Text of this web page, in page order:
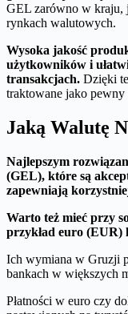
GEL zarówno w kraju,
rynkach walutowych.
Wysoka jakość
użytkowników i
transakcjach. Dzięki
traktowane jako pewny
Jaką Walutę
Najlepszym
(GEL), które są
zapewniają
Warto też mieć przy
przykład euro (EUR)
Ich wymiana w Gruzji
bankach w większych
Płatności w euro czy